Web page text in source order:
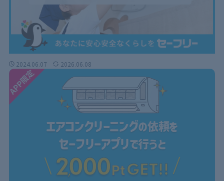
2024.06.07 2026.06.08
エアコンクリーニングの依頼を
セーフリーアプリで行うと
2,000 Pt GET!!